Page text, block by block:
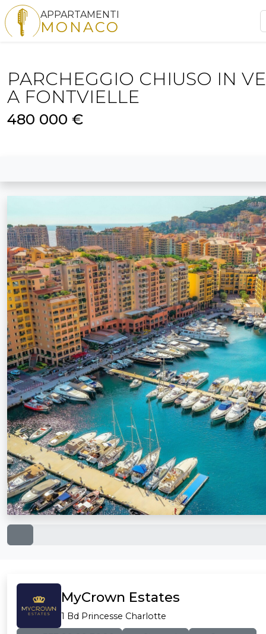
APPARTAMENTI
MONACO
PARCHEGGIO CHIUSO IN
A FONTVIELLE
480 000 €
MyCrown Estates
1 Bd Princesse Charlotte